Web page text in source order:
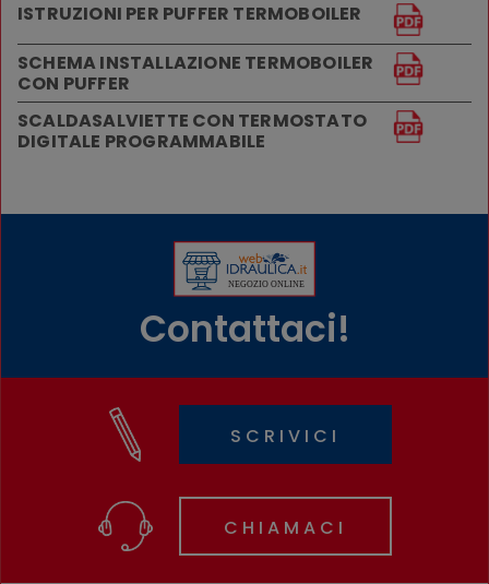
ISTRUZIONI PER PUFFER TERMOBOILER
SCHEMA INSTALLAZIONE TERMOBOILER
CON PUFFER
SCALDASALVIETTE CON TERMOSTATO
DIGITALE PROGRAMMABILE
Contattaci!
SCRIVICI
CHIAMACI